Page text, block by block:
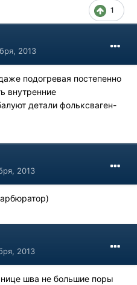
1
2013
подогревая постепенно
внутренние
детали фольксваген-
2013
2013
шва не большие поры